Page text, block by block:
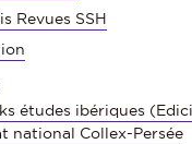
Revues SSH
études ibériques
national Collex-Persée